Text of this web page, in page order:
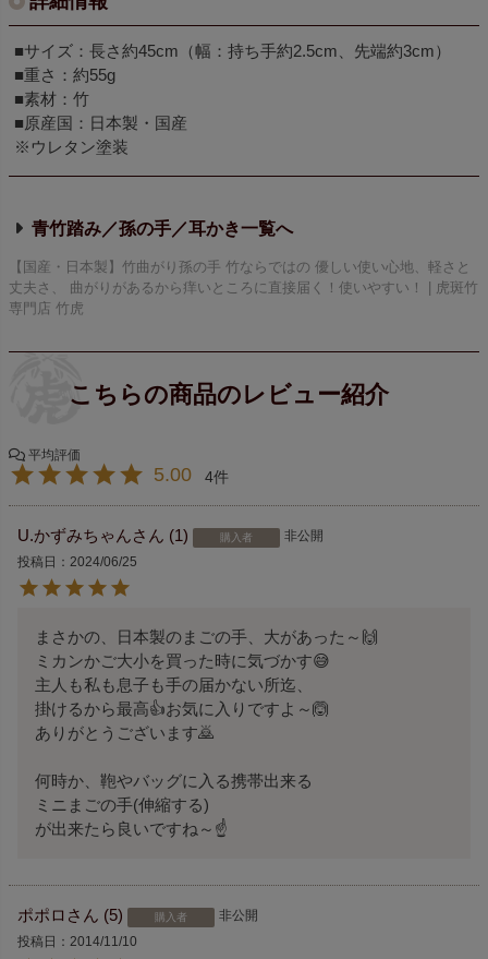
■サイズ：長さ約45cm（幅：持ち手約2.5cm、先端約3cm）
■重さ：約55g
■素材：竹
■原産国：日本製・国産
※ウレタン塗装
青竹踏み／孫の手／耳かき
【国産・日本製】竹曲がり孫の手 竹ならではの 優しい使い心地、軽さと
丈夫さ、 曲がりがあるから痒いところに直接届く！使いやすい！ | 虎斑竹
専門店 竹虎
5.00 4
U.かずみちゃん 1 購入者
非公開
投稿日
2024/06/25
まさかの、日本製のまごの手、大があった～🙌
ミカンかご大小を買った時に気づかす😅
主人も私も息子も手の届かない所迄、
掛けるから最高👍お気に入りですよ～🙆
ありがとうございます🙇
何時か、鞄やバッグに入る携帯出来る
ミニまごの手(伸縮する)
が出来たら良いですね～☝️
ポポロ 5 購入者
非公開
投稿日
2014/11/10